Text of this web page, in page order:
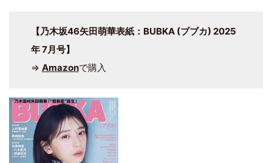
【乃木坂46矢田萌華表紙：BUBKA (ブブカ) 2025
年 7月号】
⇒ Amazonで購入